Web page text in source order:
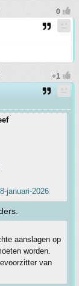
januari-2026
aanslagen op
worden.
van